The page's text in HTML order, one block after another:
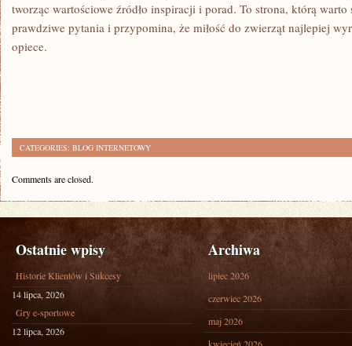
tworząc wartościowe źródło inspiracji i porad. To strona, którą
prawdziwe pytania i przypomina, że miłość do zwierząt najlepiej
opiece.
CATEGORIES: BLOG INTERNETOWY
Comments are closed.
Ostatnie wpisy
Historie Klientów i Sukcesy
14 lipca, 2026
Gry e-sportowe
12 lipca, 2026
Archiwa
lipiec 2026
czerwiec 2026
maj 2026